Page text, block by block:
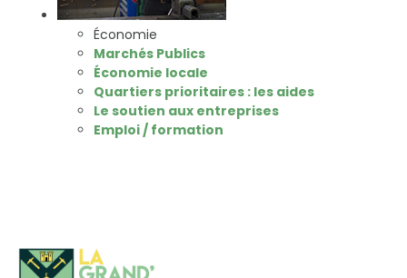
Économie
Marchés Publics
Économie locale
Quartiers prioritaires : les aides
Le soutien aux entreprises
Emploi / formation